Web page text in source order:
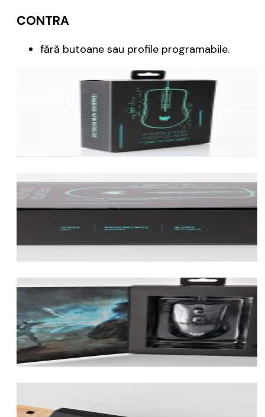
CONTRA
fără butoane sau profile programabile.